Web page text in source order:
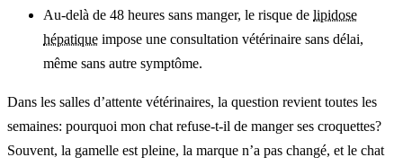
Au-delà de 48 heures sans manger, le risque de lipidose
hépatique impose une consultation vétérinaire sans délai,
même sans autre symptôme.
Dans les salles d’attente vétérinaires, la question revient toutes les
semaines: pourquoi mon chat refuse-t-il de manger ses croquettes?
Souvent, la gamelle est pleine, la marque n’a pas changé, et le chat